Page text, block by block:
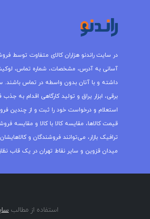
در سایت راندنو هزاران کالای متفاوت توسط
آسانی به آدرس، مشخصات، شماره تماس،
داشته و با آنان بدون واسطه در تماس باشند.
برقی، ابزار یراق و تولید کارگاهی اقدام به
استعلام و درخواست خود را ثبت و از چندین
قیمت کالاها، مقایسه کالا با کالا و مقایسه
ترافیک بازار، می‌توانند فروشندگان و
میدان قزوین و سایر نقاط تهران در یک قاب
استفاده از مطالب